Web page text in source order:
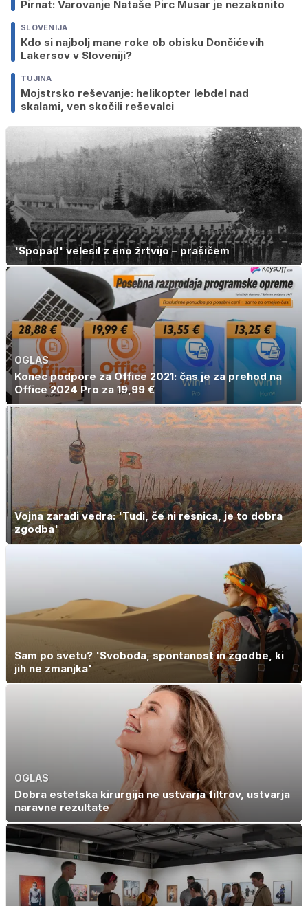
Pirnat: Varovanje Nataše Pirc Musar je nezakonito
SLOVENIJA
Kdo si najbolj mane roke ob obisku Dončićevih
Lakersov v Sloveniji?
TUJINA
Mojstrsko reševanje: helikopter lebdel nad
skalami, ven skočili reševalci
'Spopad' velesil z eno žrtvijo – prašičem
OGLAS
Konec podpore za Office 2021: čas je za prehod na
Office 2024 Pro za 19,99 €
Vojna zaradi vedra: 'Tudi, če ni resnica, je to dobra
zgodba'
Sam po svetu? 'Svoboda, spontanost in zgodbe, ki
jih ne zmanjka'
OGLAS
Dobra estetska kirurgija ne ustvarja filtrov, ustvarja
naravne rezultate